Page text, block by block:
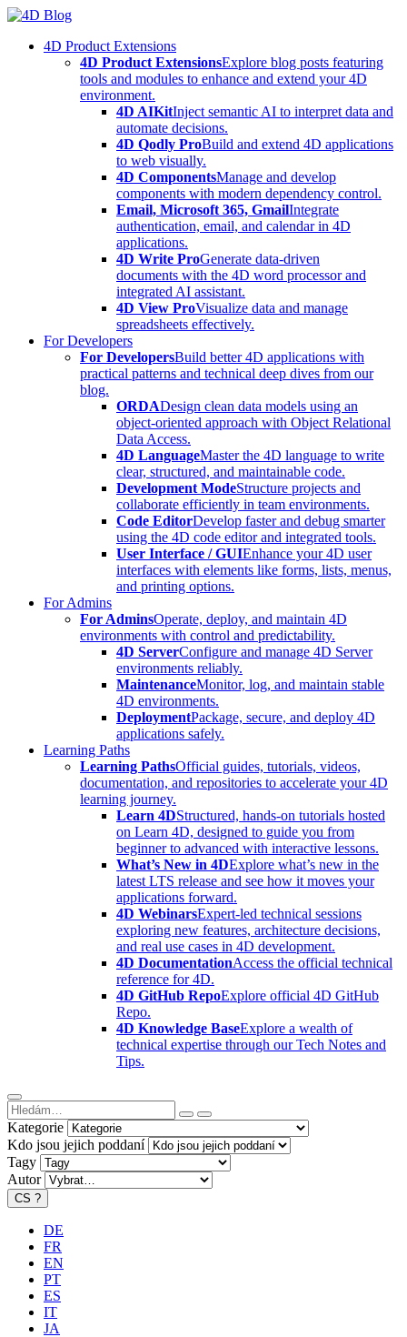
Skip
content4D Product Extensions
4D Product ExtensionsExplore blog posts featuring
tools and modules to enhance and extend your 4D
environment.
4D AIKitInject semantic AI to interpret data and
automate decisions.
4D Qodly ProBuild and extend 4D applications
to web visually.
4D ComponentsManage and develop
components with modern dependency control.
Email, Microsoft 365, GmailIntegrate
authentication, email, and calendar in 4D
applications.
4D Write ProGenerate data-driven
documents with the 4D word processor and
integrated AI assistant.
4D View ProVisualize data and manage
spreadsheets effectively.
For Developers
For DevelopersBuild better 4D applications with
practical patterns and technical deep dives from our
blog.
ORDADesign clean data models using an
object-oriented approach with Object Relational
Data Access.
4D LanguageMaster the 4D language to write
clear, structured, and maintainable code.
Development ModeStructure projects and
collaborate efficiently in team environments.
Code EditorDevelop faster and debug smarter
using the 4D code editor and integrated tools.
User Interface / GUIEnhance your 4D user
interfaces with elements like forms, lists, menus,
and printing options.
For Admins
For AdminsOperate, deploy, and maintain 4D
environments with control and predictability.
4D ServerConfigure and manage 4D Server
environments reliably.
MaintenanceMonitor, log, and maintain stable
4D environments.
DeploymentPackage, secure, and deploy 4D
applications safely.
Learning Paths
Learning PathsOfficial guides, tutorials, videos,
documentation, and repositories to accelerate your 4D
learning journey.
Learn 4DStructured, hands-on tutorials hosted
on Learn 4D, designed to guide you from
beginner to advanced with interactive lessons.
What’s New in 4DExplore what’s new in the
latest LTS release and see how it moves your
applications forward.
4D WebinarsExpert-led technical sessions
exploring new features, architecture decisions,
and real use cases in 4D development.
4D DocumentationAccess the official technical
reference for 4D.
4D GitHub RepoExplore official 4D GitHub
Repo.
4D Knowledge BaseExplore a wealth of
technical expertise through our Tech Notes and
Tips.
Kategorie
Kdo jsou jejich poddaní
Tagy
Autor
CS ?
DE
FR
EN
PT
ES
IT
JA